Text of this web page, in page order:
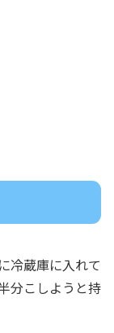
冷蔵庫に入れて
分こしようと持